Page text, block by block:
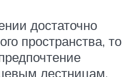
достаточно
пространства, то
лестницам.